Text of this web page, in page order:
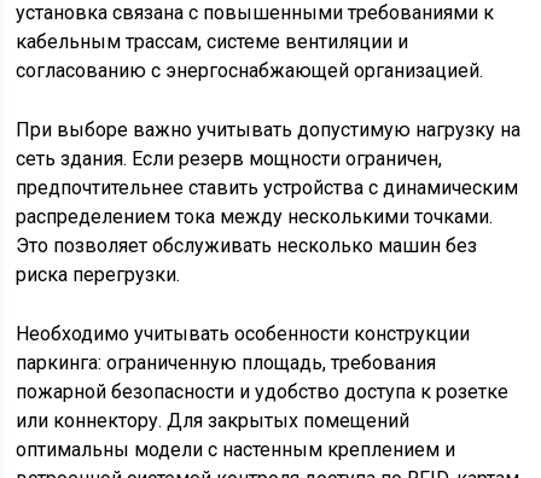
установка связана с повышенными требованиями к
кабельным трассам, системе вентиляции и
согласованию с энергоснабжающей организацией.
При выборе важно учитывать допустимую нагрузку на
сеть здания. Если резерв мощности ограничен,
предпочтительнее ставить устройства с динамическим
распределением тока между несколькими точками.
Это позволяет обслуживать несколько машин без
риска перегрузки.
Необходимо учитывать особенности конструкции
паркинга: ограниченную площадь, требования
пожарной безопасности и удобство доступа к розетке
или коннектору. Для закрытых помещений
оптимальны модели с настенным креплением и